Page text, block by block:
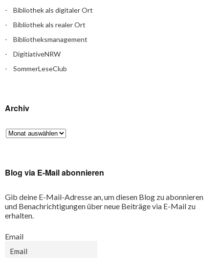
Bibliothek als digitaler Ort
Bibliothek als realer Ort
Bibliotheksmanagement
DigitiativeNRW
SommerLeseClub
Archiv
Blog via E-Mail abonnieren
Gib deine E-Mail-Adresse an, um diesen Blog zu abonnieren
und Benachrichtigungen über neue Beiträge via E-Mail zu
erhalten.
Email